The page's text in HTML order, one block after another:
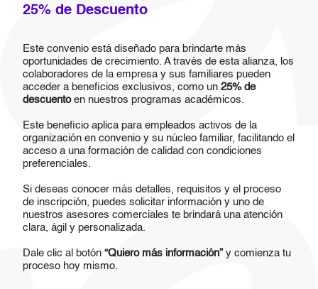
25% de Descuento
Este convenio está diseñado para brindarte más
oportunidades de crecimiento. A través de esta alianza, los
colaboradores de la empresa y sus familiares pueden
acceder a beneficios exclusivos, como un25% de
descuentoen nuestros programas académicos.
Este beneficio aplica para empleados activos de la
organización en convenio y su núcleo familiar, facilitando el
acceso a una formación de calidad con condiciones
preferenciales.
Si deseas conocer más detalles, requisitos y el proceso
de inscripción, puedes solicitar información y uno de
nuestros asesores comerciales te brindará una atención
clara, ágil y personalizada.
Dale clic al botón“Quiero más información”y comienza tu
proceso hoy mismo.